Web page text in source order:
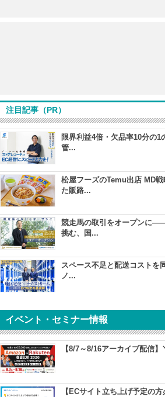
注目記事（PR）
限界利益4倍・欠品率10分の
管...
松屋フーズのTemu出店 MD
た販路...
競走馬の取引をオープンに
挑む、国...
スペース不足と配送コスト
ノ...
イベント・セミナー情報
【8/7～8/16アーカイブ配信
【ECサイト立ち上げ予定の